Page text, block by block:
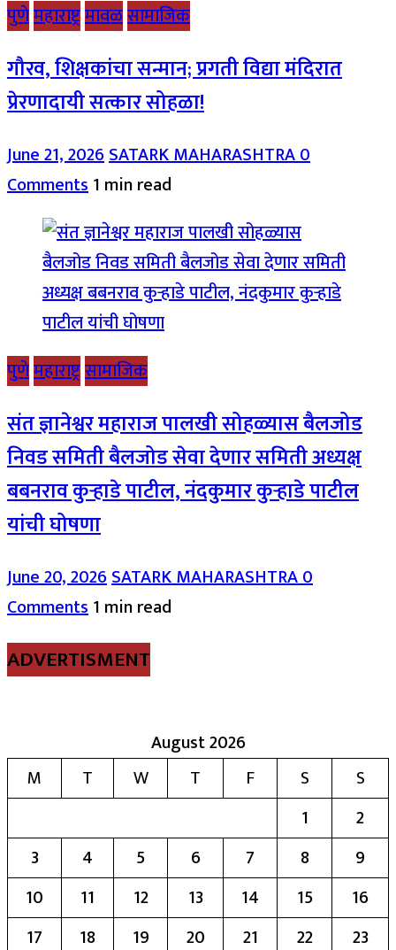
पुणेमहाराष्ट्रमावळसामाजिक
गौरव, शिक्षकांचा सन्मान; प्रगती विद्या मंदिरात
प्रेरणादायी सत्कार सोहळा!
June 21, 2026SATARK MAHARASHTRA0
Comments1 min read
पुणेमहाराष्ट्रसामाजिक
संत ज्ञानेश्वर महाराज पालखी सोहळ्यास बैलजोड
निवड समिती बैलजोड सेवा देणार समिती अध्यक्ष
बबनराव कुऱ्हाडे पाटील, नंदकुमार कुऱ्हाडे पाटील
यांची घोषणा
June 20, 2026SATARK MAHARASHTRA0
Comments1 min read
ADVERTISMENT
August 2026
M
T W T F S
S
1
2
3
4 5 6 7 8
9
10
11 12 13 14 15
16
17
18 19 20 21 22 23